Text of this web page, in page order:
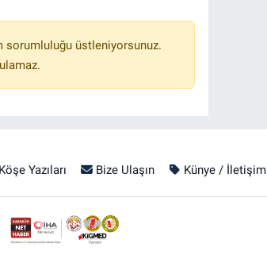
sorumluluğu üstleniyorsunuz.
Köşe Yazıları Bize Ulaşın Künye / İletişim